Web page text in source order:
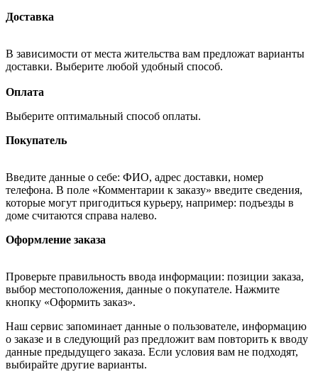
Доставка
В зависимости от места жительства вам предложат варианты
доставки. Выберите любой удобный способ.
Оплата
Выберите оптимальный способ оплаты.
Покупатель
Введите данные о себе: ФИО, адрес доставки, номер
телефона. В поле «Комментарии к заказу» введите сведения,
которые могут пригодиться курьеру, например: подъезды в
доме считаются справа налево.
Оформление заказа
Проверьте правильность ввода информации: позиции заказа,
выбор местоположения, данные о покупателе. Нажмите
кнопку «Оформить заказ».
Наш сервис запоминает данные о пользователе, информацию
о заказе и в следующий раз предложит вам повторить к вводу
данные предыдущего заказа. Если условия вам не подходят,
выбирайте другие варианты.